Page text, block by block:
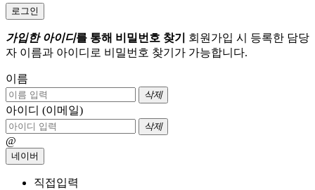
로그인
가입한 아이디를 통해 비밀번호 찾기
회원가입 시 등록한 담당
자 이름과 아이디로 비밀번호 찾기가 가능합니다.
이름
삭제
아이디 (이메일)
삭제
@
네이버
직접입력